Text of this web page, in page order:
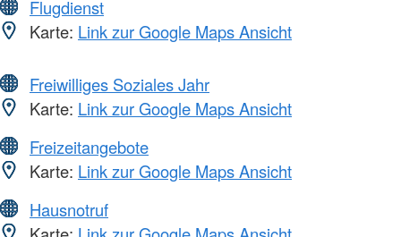
Flugdienst
Karte: Link zur Google Maps Ansicht
Freiwilliges Soziales Jahr
Karte: Link zur Google Maps Ansicht
Freizeitangebote
Karte: Link zur Google Maps Ansicht
Hausnotruf